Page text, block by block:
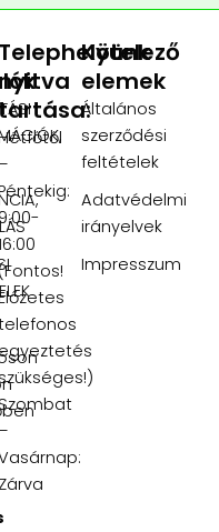
Telephelyünk
–
9:00-
–
Zárva
Kötelező
elemek
Általános
szerződési
feltételek
Adatvédelmi
irányelvek
Impresszum